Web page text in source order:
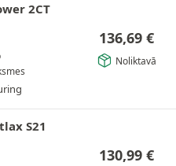
2CT
136,69 €
Noliktavā
S21
130,99 €